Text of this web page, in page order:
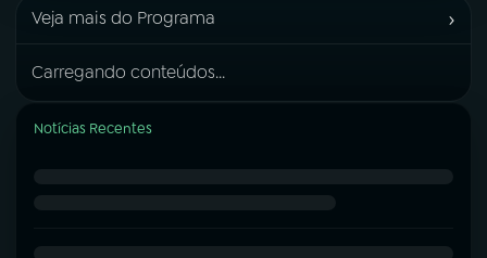
Veja mais do Programa ›
Carregando conteúdos...
Notícias Recentes